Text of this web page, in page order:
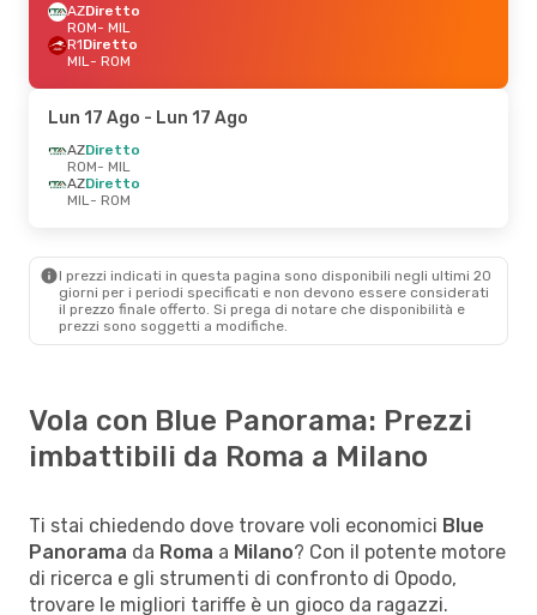
AZDiretto
ROM- MIL
R1Diretto
MIL- ROM
Lun 17 Ago - Lun 17 Ago
AZDiretto
ROM- MIL
AZDiretto
MIL- ROM
I prezzi indicati in questa pagina sono disponibili negli ultimi 20
giorni per i periodi specificati e non devono essere considerati
il ​​prezzo finale offerto. Si prega di notare che disponibilità e
prezzi sono soggetti a modifiche.
Vola con Blue Panorama: Prezzi
imbattibili da Roma a Milano
Ti stai chiedendo dove trovare voli economici Blue
Panorama da Roma a Milano? Con il potente motore
di ricerca e gli strumenti di confronto di Opodo,
trovare le migliori tariffe è un gioco da ragazzi.